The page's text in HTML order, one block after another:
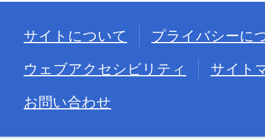
サイトについて
プライバシーに
ウェブアクセシビリティ
サイト
お問い合わせ